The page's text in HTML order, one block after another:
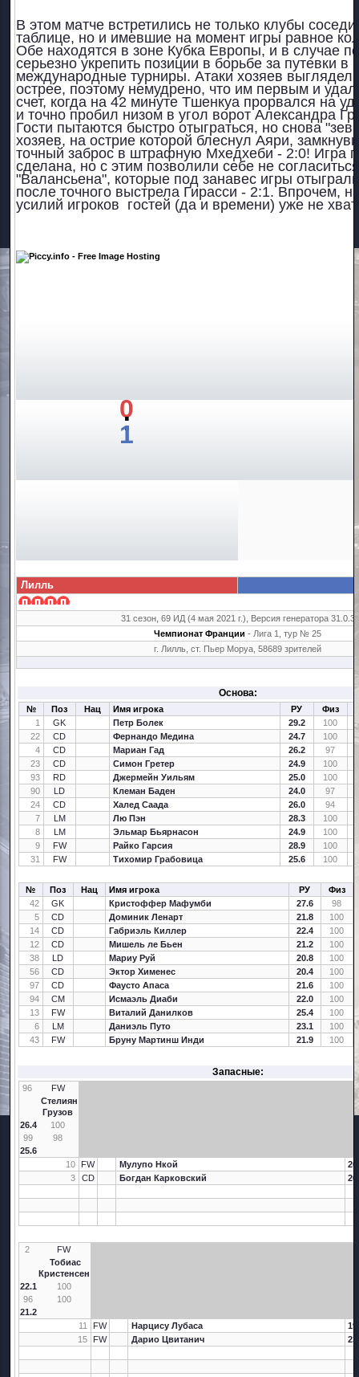
В этом матче встретились не только клубы
таблице, но и имевшие на момент игры равное
Обе находятся в зоне Кубка Европы, и в случае
серьезно укрепить позиции в борьбе за путевки в
международные турниры. Атаки хозяев
острее, поэтому немудрено, что им первым и
счет, когда на 42 минуте Тшенкуа прорвался на
и точно пробил низом в угол ворот Александра
Гости пытаются быстро отыграться, но снова
хозяев, на острие которой блеснул Аяри,
точный заброс в штрафную Мхедхеби - 2:0! Игра
сделана, но с этим позволили себе не
"Валансьена", которые под занавес игры
после точного выстрела Гирасси - 2:1. Впрочем,
усилий игроков гостей (да и времени) уже не
0
:
1
Лилль
31 сезон, 69 ИД (4 мая 2021 г.), Версия генератора 31.0.3
Чемпионат Франции - Лига 1, тур № 25
г. Лилль, ст. Пьер Моруа, 58689 зрителей
Основа:
№ Поз Нац Имя игрока РУ Физ
1
GK Петр Болек 29.2
100
22
CD Фернандо Медина 24.7
100
4
CD Мариан Гад 26.2 97
23
CD Симон Гретер 24.9
100
93
RD Джермейн Уильям 25.0
100
90
LD Клеман Баден 24.0 97
24
CD Халед Саада 26.0 94
7
LM Лю Пэн 28.3
100
8
LM Эльмар Бьярнасон 24.9 100
9
FW Райко Гарсия 28.9
100
31
FW Тихомир Грабовица 25.6 100
№ Поз Нац Имя игрока РУ
Физ
42
GK Кристоффер Мафумби 27.6
98
5
CD Доминик Ленарт 21.8
100
14
CD Габриэль Киллер 22.4
100
12
CD Мишель ле Бьен 21.2
100
38
LD Мариу Руй 20.8
100
56
CD Эктор Хименес 20.4
100
97
CD Фаусто Апаса 21.6
100
94
CM Исмаэль Диаби 22.0
100
13
FW Виталий Данилков 25.4
100
6
LM Даниэль Путо 23.1
100
43
FW Бруну Мартинш Инди 21.9 100
Запасные:
96
FW
Стелиян
Грузов
26.4
100
99
98
25.6
10
FW Мулупо Нкой
3
CD Богдан Карковский
2
FW
Тобиас
Кристенсен
22.1
100
96
100
21.2
11
FW Нарцису Лубаса
15
FW Дарио Цвитанич